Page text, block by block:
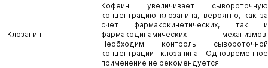
Клозапин
Кофеин увеличивает сывороточную
концентрацию клозапина, вероятно, как за
счет фармакокинетических, так и
фармакодинамических механизмов.
Необходим контроль сывороточной
концентрации клозапина. Одновременное
применение не рекомендуется.